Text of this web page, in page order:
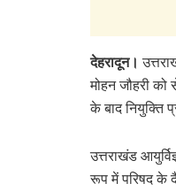
देहरादून।
मोहन जौहरी को
के बाद नियुक्ति
उत्तराखंड
रूप में परिषद के